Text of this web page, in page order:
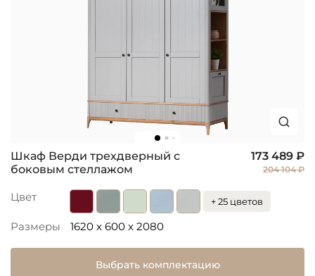
Шкаф Верди трехдверный с
боковым стеллажом
173 489 ₽
204 104 ₽
Цвет + 25 цветов
Размеры 1620 x 600 x 2080
Выбрать комплектацию